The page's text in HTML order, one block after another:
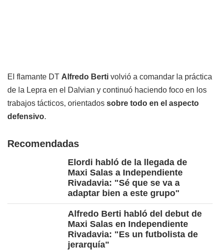
El flamante DT Alfredo Berti volvió a comandar la práctica
de la Lepra en el Dalvian y continuó haciendo foco en los
trabajos tácticos, orientados sobre todo en el aspecto
defensivo.
Recomendadas
Elordi habló de la llegada de
Maxi Salas a Independiente
Rivadavia: "Sé que se va a
adaptar bien a este grupo"
Alfredo Berti habló del debut de
Maxi Salas en Independiente
Rivadavia: "Es un futbolista de
jerarquía"